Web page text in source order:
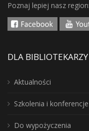
Poznaj lepiej nasz region:
DLA BIBLIOTEKARZY
Aktualności
Szkolenia i konferencje
Do wypożyczenia